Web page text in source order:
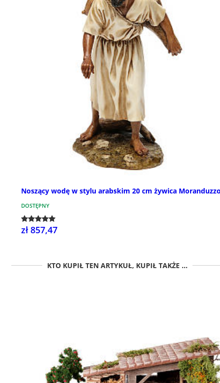
Noszący wodę w stylu arabskim 20 cm żywica
DOSTĘPNY
zł 857,47
KTO KUPIŁ TEN ARTYKUŁ, KUPIŁ TAKŻE ...